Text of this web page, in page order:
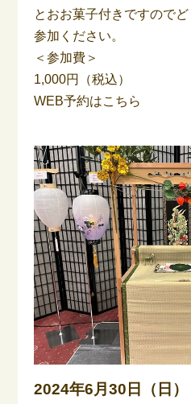
とおお菓子付きですので
参加ください。
＜参加費＞
1,000円（税込）
WEB予約はこちら
2024年6月30日（日）